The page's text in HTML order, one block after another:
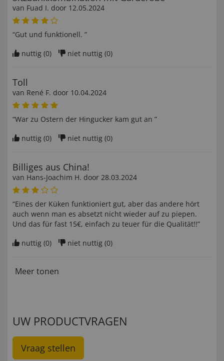
van Fuad I. door 12.05.2024
“Gut und funktionell. ”
nuttig (0) niet nuttig (0)
Toll
van René F. door 10.04.2024
“War zu Ostern der Hingucker kam gut an ”
nuttig (0) niet nuttig (0)
Billiges aus China!
van Hans-Joachim H. door 28.03.2024
“Eines der Küken funktioniert gut, aber das andere hört
auch wenn man es absetzt nicht wieder auf zu piepen.
Und das für fast 15€, einfach zu teuer für die Qualität!!”
nuttig (0) niet nuttig (0)
Meer tonen
UW PRODUCTVRAGEN
Vraag stellen